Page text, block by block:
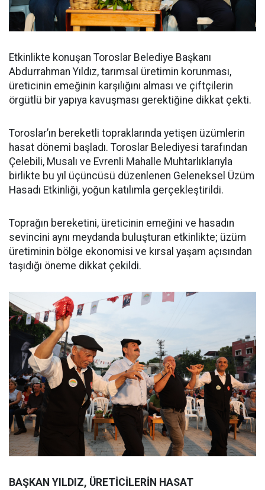
Etkinlikte konuşan Toroslar Belediye Başkanı
Abdurrahman Yıldız, tarımsal üretimin korunması,
üreticinin emeğinin karşılığını alması ve çiftçilerin
örgütlü bir yapıya kavuşması gerektiğine dikkat çekti.
Toroslar’ın bereketli topraklarında yetişen üzümlerin
hasat dönemi başladı. Toroslar Belediyesi tarafından
Çelebili, Musalı ve Evrenli Mahalle Muhtarlıklarıyla
birlikte bu yıl üçüncüsü düzenlenen Geleneksel Üzüm
Hasadı Etkinliği, yoğun katılımla gerçekleştirildi.
Toprağın bereketini, üreticinin emeğini ve hasadın
sevincini aynı meydanda buluşturan etkinlikte; üzüm
üretiminin bölge ekonomisi ve kırsal yaşam açısından
taşıdığı öneme dikkat çekildi.
BAŞKAN YILDIZ, ÜRETİCİLERİN HASAT